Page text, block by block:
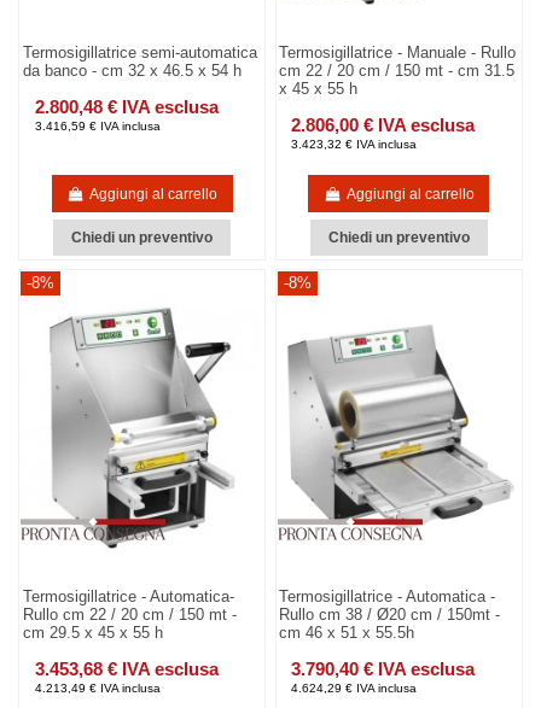
Termosigillatrice semi-automatica
da banco - cm 32 x 46.5 x 54 h
2.800,48 € IVA esclusa
3.416,59 € IVA inclusa
Aggiungi al carrello
Chiedi un preventivo
Termosigillatrice - Manuale - Rullo
cm 22 / 20 cm / 150 mt - cm 31.5
x 45 x 55 h
2.806,00 € IVA esclusa
3.423,32 € IVA inclusa
Aggiungi al carrello
Chiedi un preventivo
-8%
Termosigillatrice - Automatica-
Rullo cm 22 / 20 cm / 150 mt -
cm 29.5 x 45 x 55 h
3.453,68 € IVA esclusa
4.213,49 € IVA inclusa
-8%
Termosigillatrice - Automatica -
Rullo cm 38 / Ø20 cm / 150mt -
cm 46 x 51 x 55.5h
3.790,40 € IVA esclusa
4.624,29 € IVA inclusa